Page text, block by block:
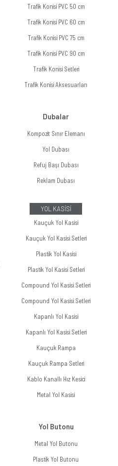
Trafik Konisi PVC 50 cm
Trafik Konisi PVC 60 cm
Trafik Konisi PVC 75 cm
Trafik Konisi PVC 90 cm
Trafik Konisi Setleri
Trafik Konisi Aksesuarları
Dubalar
Kompozit Sınır Elemanı
Yol Dubası
Refuj Başı Dubası
Reklam Dubası
YOL KASİSİ
Kauçuk Yol Kasisi
Kauçuk Yol Kasisi Setleri
Plastik Yol Kasisi
Plastik Yol Kasisi Setleri
Compound Yol Kasisi Setleri
Compound Yol Kasisi Setleri
Kapanlı Yol Kasisi
Kapanlı Yol Kasisi Setleri
Kauçuk Rampa
Kauçuk Rampa Setleri
Kablo Kanallı Hız Kesici
Metal Yol Kasisi
Yol Butonu
Metal Yol Butonu
Plastik Yol Butonu